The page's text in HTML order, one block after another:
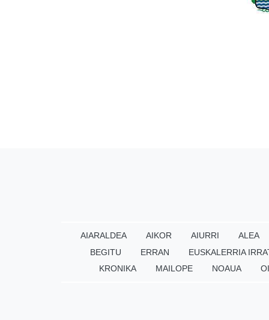
AIARALDEA AIKOR AIURRI
ALEA
BEGITU
ERRAN
EUSKALERRIA
KRONIKA
MAILOPE NOAUA